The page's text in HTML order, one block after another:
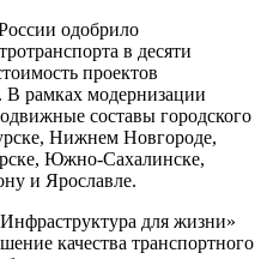
одобрило
в десяти
проектов
В рамках модернизации
составы городского
Нижнем Новгороде,
Южно-Сахалинске,
и Ярославле.
для жизни»
качества транспортного